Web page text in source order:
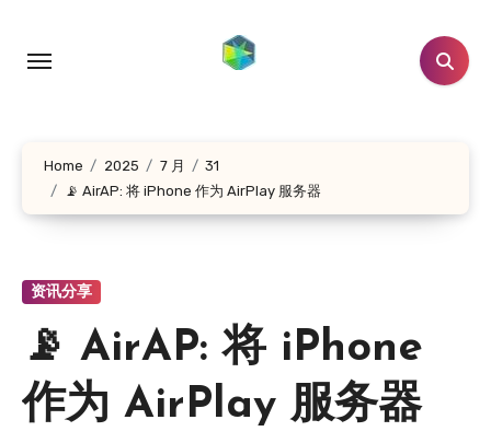
Home 2025 7 月
31
📡 AirAP: 将 iPhone 作为 AirPlay 服务器
资讯分享
📡 AirAP: 将 iPhone
作为 AirPlay 服务器